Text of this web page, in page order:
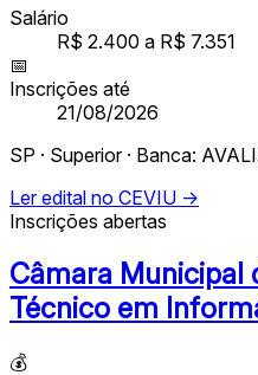
Salário
R$ 2.400 a R$ 7.351
📅
Inscrições até
21/08/2026
SP · Superior · Banca:
Ler edital no CEVIU →
Inscrições abertas
Câmara
Técnico em
💰